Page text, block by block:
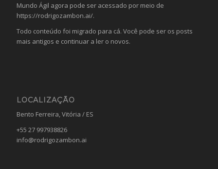
Mundo Ágil agora pode ser acessado por meio de
https://rodrigozambon.ai/.
Todo conteúdo foi migrado para cá. Você pode ser os posts
mais antigos e continuar a ler o novos.
LOCALIZAÇÃO
Bento Ferreira, Vitória / ES
+55 27 997938826
info@rodrigozambon.ai